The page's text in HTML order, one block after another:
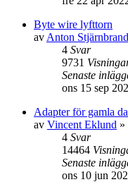
Byte wire lyfttorn
av Anton
4 Svar
9731
Senaste
ons 15 sep
Adapter för gamla
av Vincent Eklund »
4 Svar
14464
Senaste
ons 10 jun